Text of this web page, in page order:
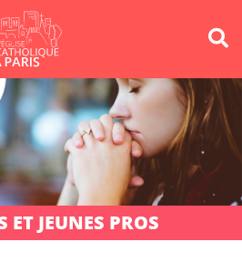
OK
ET JEUNES PROS